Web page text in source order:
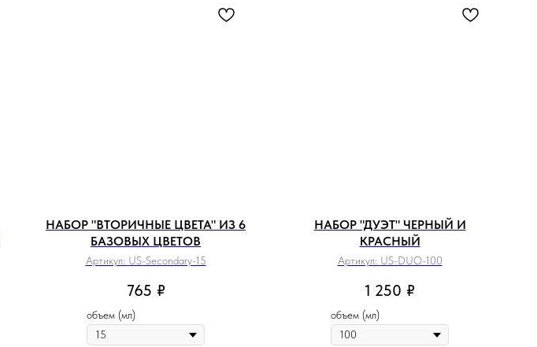
НАБОР "ВТОРИЧНЫЕ ЦВЕТА" ИЗ 6
БАЗОВЫХ ЦВЕТОВ
Артикул: US-Secondary-15
765 ₽
объем (мл)
НАБОР "ДУЭТ" ЧЕРНЫЙ И
КРАСНЫЙ
Артикул: US-DUO-100
1 250 ₽
объем (мл)